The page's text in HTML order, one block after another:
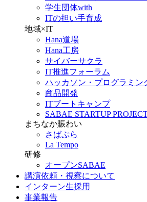
学生団体with
ITの担い手育成
地域×IT
Hana道場
Hana工房
サイバーサクラ
IT推進フォーラム
ハッカソン・プログラミン
商品開発
ITブートキャンプ
SABAE STARTUP
まちなか賑わい
さばぷら
La Tempo
研修
オープンSABAE
講演依頼・視察について
インターン生採用
事業報告